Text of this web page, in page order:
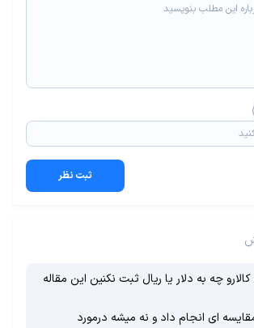
ثبت نظر
چه به دلار یا ریال ثبت نکنین این مقاله
ای انجام داد و نه میشه درمورد